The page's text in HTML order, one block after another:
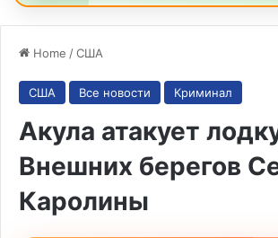
Home /США
США Все новости Криминал
Акула атакует
Внешних берегов
Каролины